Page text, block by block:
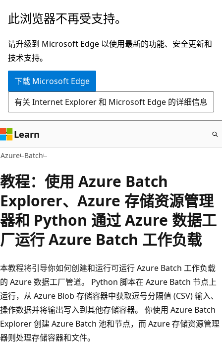
跳
主
要
内
此浏览器不再受支持。
请升级到 Microsoft Edge 以使用最新的功能、安全更新和
技术支持。
下载 Microsoft Edge
有关 Internet Explorer 和 Microsoft Edge 的详细信息
Learn
Azure Batch
教程：使用 Azure Batch
Explorer、Azure 存储资源管理
器和 Python 通过 Azure 数据工
厂运行 Azure Batch 工作负载
本教程将引导你如何创建和运行可运行 Azure Batch 工作负载
的 Azure 数据工厂管道。 Python 脚本在 Azure Batch 节点上
运行，从 Azure Blob 存储容器中获取逗号分隔值 (CSV) 输入、
操作数据并将输出写入到其他存储容器。 你使用 Azure Batch
Explorer 创建 Azure Batch 池和节点，而 Azure 存储资源管理
器则处理存储容器和文件。